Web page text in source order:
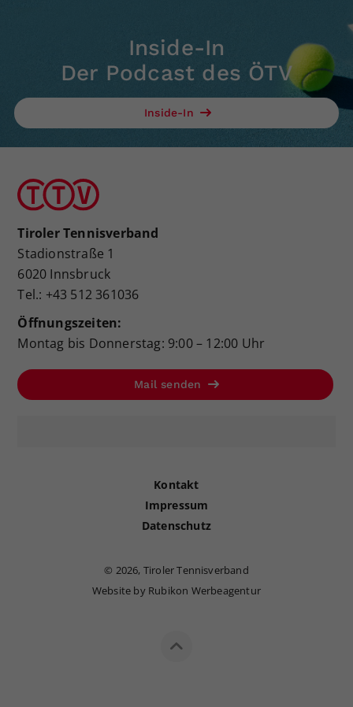
Inside-In
Der Podcast des ÖTV
Inside-In
Tiroler Tennisverband
Stadionstraße 1
6020 Innsbruck
Tel.: +43 512 361036
Öffnungszeiten:
Montag bis Donnerstag: 9:00 – 12:00 Uhr
Mail senden
Kontakt
Impressum
Datenschutz
© 2026, Tiroler Tennisverband
Website by Rubikon Werbeagentur